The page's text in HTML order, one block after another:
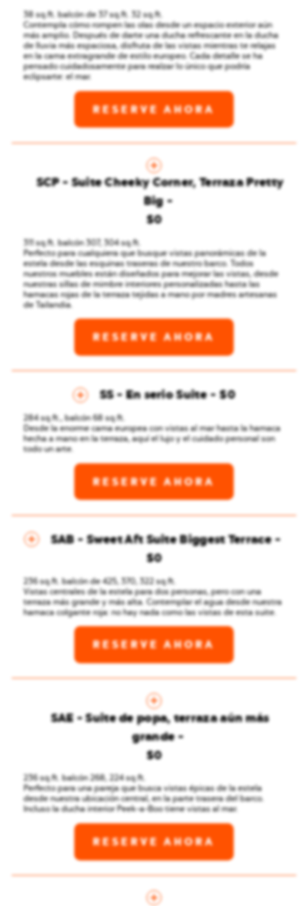
38 sq.ft. balcón de 37 sq.ft. 32 sq.ft.
Contempla cómo rompen las olas desde un espacio exterior aún
más amplio. Después de darte una ducha refrescante en la ducha
de lluvia más espaciosa, disfruta de las vistas mientras te relajas
en la cama extragrande de estilo europeo. Cada detalle se ha
pensado cuidadosamente para realzar lo único que podría
eclipsarte: el mar.
RESERVE AHORA
SCP - Suite Cheeky Corner, Terraza Pretty
Big
311 sq.ft. balcón 307, 304 sq.ft.
Perfecto para cualquiera que busque vistas panorámicas de la
estela desde las esquinas traseras de nuestro barco. Todos
nuestros muebles están diseñados para mejorar las vistas, desde
nuestras sillas de mimbre interiores personalizadas hasta las
hamacas rojas de la terraza tejidas a mano por madres artesanas
de Tailandia.
$0
RESERVE AHORA
SS - En serio Suite
284 sq.ft., balcón 68 sq.ft.
Desde la enorme cama europea con vistas al mar hasta la hamaca
hecha a mano en la terraza, aquí el lujo y el cuidado personal son
todo un arte.
$0
RESERVE AHORA
SAB - Sweet Aft Suite Biggest Terrace
236 sq.ft. balcón de 425, 370, 322 sq.ft.
Vistas centrales de la estela para dos personas, pero con una
terraza más grande y más alta. Contemplar el agua desde nuestra
hamaca colgante roja: no hay nada como las vistas de esta suite.
$0
RESERVE AHORA
SAE - Suite de popa, terraza aún más
grande
236 sq.ft. balcón 268, 224 sq.ft.
Perfecto para una pareja que busca vistas épicas de la estela
desde nuestra ubicación central, en la parte trasera del barco.
Incluso la ducha interior Peek-a-Boo tiene vistas al mar.
$0
RESERVE AHORA